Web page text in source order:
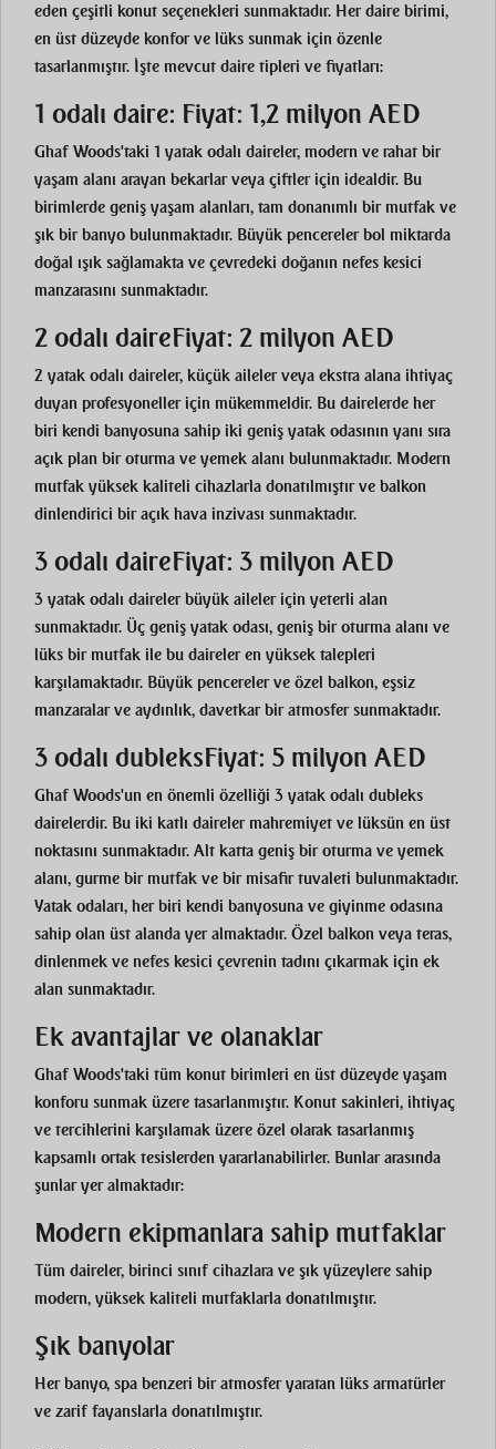
eden çeşitli konut seçenekleri sunmaktadır. Her daire birimi,
en üst düzeyde konfor ve lüks sunmak için özenle
tasarlanmıştır. İşte mevcut daire tipleri ve fiyatları:
1 odalı daire: Fiyat: 1,2 milyon AED
Ghaf Woods'taki 1 yatak odalı daireler, modern ve rahat bir
yaşam alanı arayan bekarlar veya çiftler için idealdir. Bu
birimlerde geniş yaşam alanları, tam donanımlı bir mutfak ve
şık bir banyo bulunmaktadır. Büyük pencereler bol miktarda
doğal ışık sağlamakta ve çevredeki doğanın nefes kesici
manzarasını sunmaktadır.
2 odalı daireFiyat: 2 milyon AED
2 yatak odalı daireler, küçük aileler veya ekstra alana ihtiyaç
duyan profesyoneller için mükemmeldir. Bu dairelerde her
biri kendi banyosuna sahip iki geniş yatak odasının yanı sıra
açık plan bir oturma ve yemek alanı bulunmaktadır. Modern
mutfak yüksek kaliteli cihazlarla donatılmıştır ve balkon
dinlendirici bir açık hava inzivası sunmaktadır.
3 odalı daireFiyat: 3 milyon AED
3 yatak odalı daireler büyük aileler için yeterli alan
sunmaktadır. Üç geniş yatak odası, geniş bir oturma alanı ve
lüks bir mutfak ile bu daireler en yüksek talepleri
karşılamaktadır. Büyük pencereler ve özel balkon, eşsiz
manzaralar ve aydınlık, davetkar bir atmosfer sunmaktadır.
3 odalı dubleksFiyat: 5 milyon AED
Ghaf Woods'un en önemli özelliği 3 yatak odalı dubleks
dairelerdir. Bu iki katlı daireler mahremiyet ve lüksün en üst
noktasını sunmaktadır. Alt katta geniş bir oturma ve yemek
alanı, gurme bir mutfak ve bir misafir tuvaleti bulunmaktadır.
Yatak odaları, her biri kendi banyosuna ve giyinme odasına
sahip olan üst alanda yer almaktadır. Özel balkon veya teras,
dinlenmek ve nefes kesici çevrenin tadını çıkarmak için ek
alan sunmaktadır.
Ek avantajlar ve olanaklar
Ghaf Woods'taki tüm konut birimleri en üst düzeyde yaşam
konforu sunmak üzere tasarlanmıştır. Konut sakinleri, ihtiyaç
ve tercihlerini karşılamak üzere özel olarak tasarlanmış
kapsamlı ortak tesislerden yararlanabilirler. Bunlar arasında
şunlar yer almaktadır:
Modern ekipmanlara sahip mutfaklar
Tüm daireler, birinci sınıf cihazlara ve şık yüzeylere sahip
modern, yüksek kaliteli mutfaklarla donatılmıştır.
Şık banyolar
Her banyo, spa benzeri bir atmosfer yaratan lüks armatürler
ve zarif fayanslarla donatılmıştır.